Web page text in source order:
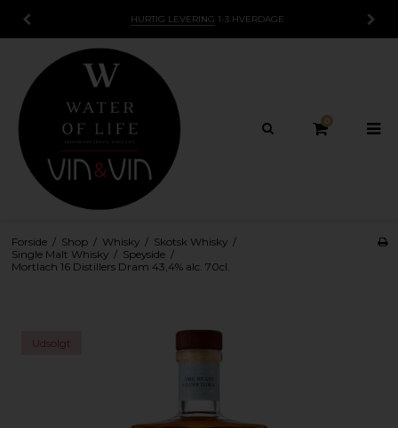
HURTIG LEVERING 1-3 HVERDAGE
0
Forside / Shop / Whisky / Skotsk Whisky /
Single Malt Whisky / Speyside /
Mortlach 16 Distillers Dram 43,4% alc. 70cl.
Udsolgt